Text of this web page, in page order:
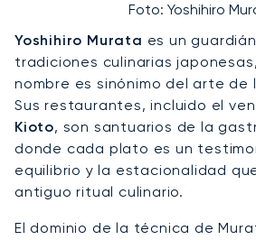
Foto: Yoshihiro
Yoshihiro Murata es un
tradiciones culinarias
nombre es sinónimo del arte de
Sus restaurantes, incluido el
Kioto, son santuarios de la
donde cada plato es un
equilibrio y la estacionalidad
antiguo ritual culinario.
El dominio de la técnica de